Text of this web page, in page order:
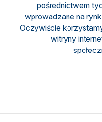
pośrednictwem
wprowadzane na
Oczywiście
witryny